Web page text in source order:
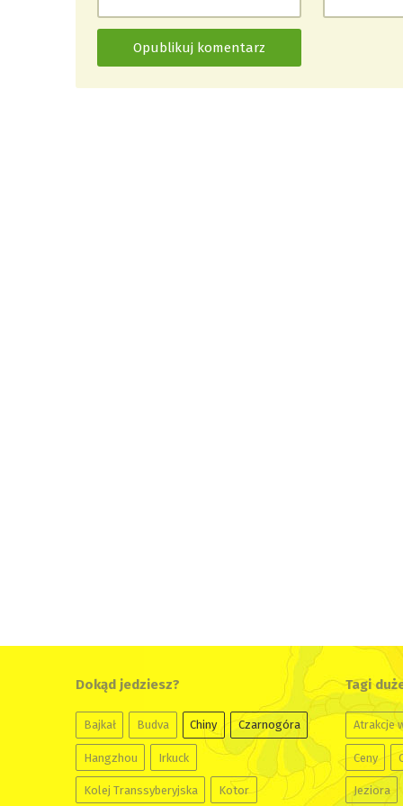
Dokąd jedziesz?
Bajkał Budva Chiny Czarnogóra
Hangzhou Irkuck
Kolej Transsyberyjska Kotor
Tagi
Atrakcje
Ceny
Jeziora